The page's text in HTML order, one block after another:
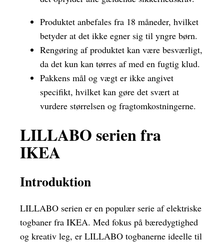
Produktet anbefales fra 18 måneder, hvilket
betyder at det ikke egner sig til yngre børn.
Rengøring af produktet kan være besværligt,
da det kun kan tørres af med en fugtig klud.
Pakkens mål og vægt er ikke angivet
specifikt, hvilket kan gøre det svært at
vurdere størrelsen og fragtomkostningerne.
LILLABO serien fra
IKEA
Introduktion
LILLABO serien er en populær serie af elektriske
togbaner fra IKEA. Med fokus på bæredygtighed
og kreativ leg, er LILLABO togbanerne ideelle til